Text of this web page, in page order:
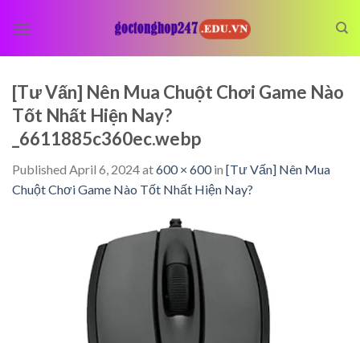
[Tư Vấn] Nên Mua Chuột Chơi Game Nào
Tốt Nhất Hiện Nay?
_6611885c360ec.webp
Published April 6, 2024at600 × 600in [Tư Vấn] Nên Mua
Chuột Chơi Game Nào Tốt Nhất Hiện Nay?